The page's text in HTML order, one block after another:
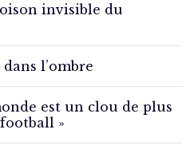
invisible du
l’ombre
est un clou de plus
»